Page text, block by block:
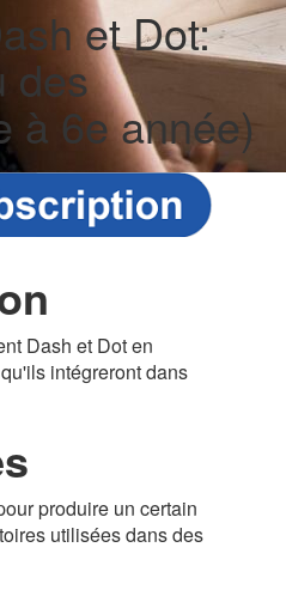
et Dot:
des
à 6e année)
Dash et Dot en
intégreront dans
produire un certain
utilisées dans des